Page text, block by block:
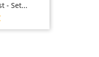
- Set...